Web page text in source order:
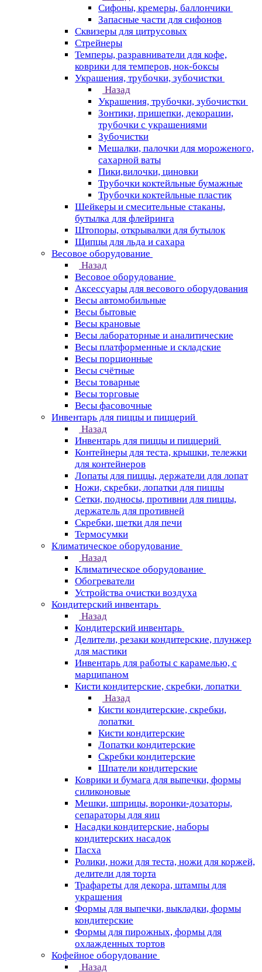
Сифоны, кремеры, баллончики
Запасные части для сифонов
Сквизеры для цитрусовых
Стрейнеры
Темперы, разравниватели для кофе,
коврики для темперов, нок-боксы
Украшения, трубочки, зубочистки
Назад
Украшения, трубочки, зубочистки
Зонтики, прищепки, декорации,
трубочки с украшениями
Зубочистки
Мешалки, палочки для мороженого,
сахарной ваты
Пики,вилочки, циновки
Трубочки коктейльные бумажные
Трубочки коктейльные пластик
Шейкеры и смесительные стаканы,
бутылка для флейринга
Штопоры, открывалки для бутылок
Щипцы для льда и сахара
Весовое оборудование
Назад
Весовое оборудование
Аксессуары для весового оборудования
Весы автомобильные
Весы бытовые
Весы крановые
Весы лабораторные и аналитические
Весы платформенные и складские
Весы порционные
Весы счётные
Весы товарные
Весы торговые
Весы фасовочные
Инвентарь для пиццы и пиццерий
Назад
Инвентарь для пиццы и пиццерий
Контейнеры для теста, крышки, тележки
для контейнеров
Лопаты для пиццы, держатели для лопат
Ножи, скребки, лопатки для пиццы
Сетки, подносы, противни для пиццы,
держатель для противней
Скребки, щетки для печи
Термосумки
Климатическое оборудование
Назад
Климатическое оборудование
Обогреватели
Устройства очистки воздуха
Кондитерский инвентарь
Назад
Кондитерский инвентарь
Делители, резаки кондитерские, плунжер
для мастики
Инвентарь для работы с карамелью, с
марципаном
Кисти кондитерские, скребки, лопатки
Назад
Кисти кондитерские, скребки,
лопатки
Кисти кондитерские
Лопатки кондитерские
Скребки кондитерские
Шпатели кондитерские
Коврики и бумага для выпечки, формы
силиконовые
Мешки, шприцы, воронки-дозаторы,
сепараторы для яиц
Насадки кондитерские, наборы
кондитерских насадок
Пасха
Ролики, ножи для теста, ножи для коржей,
делители для торта
Трафареты для декора, штампы для
украшения
Формы для выпечки, выкладки, формы
кондитерские
Формы для пирожных, формы для
охлажденных тортов
Кофейное оборудование
Назад